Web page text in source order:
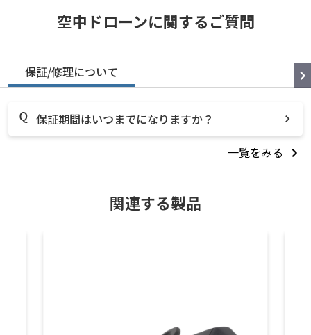
空中ドローンに関するご質問
保証/修理について
保証期間はいつまでになりますか？
一覧をみる
関連する製品